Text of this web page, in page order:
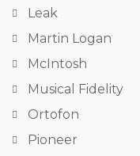
Leak
Martin Logan
McIntosh
Musical Fidelity
Ortofon
Pioneer